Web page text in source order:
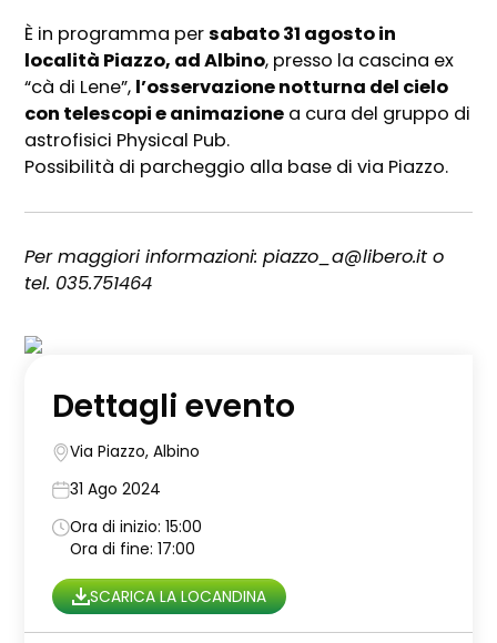
È in programma persabato 31 agosto in
località Piazzo, ad Albino, presso la cascina ex
“cà di Lene”, l’osservazione notturna del cielo
con telescopi e animazione a cura del gruppo di
astrofisici Physical Pub.
Possibilità di parcheggio alla base di via Piazzo.
Per maggiori informazioni: piazzo_a@libero.it o
tel. 035.751464
Dettagli evento
Via Piazzo, Albino
31 Ago 2024
Ora di inizio: 15:00
Ora di fine: 17:00
SCARICA LA LOCANDINA